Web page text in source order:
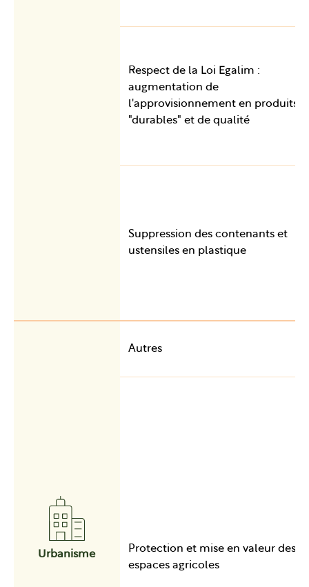
Respect de la Loi Egalim :
augmentation de
l'approvisionnement en produits
"durables" et de qualité
Suppression des contenants et
ustensiles en plastique
Urbanisme
Autres
Protection et mise en valeur des
espaces agricoles